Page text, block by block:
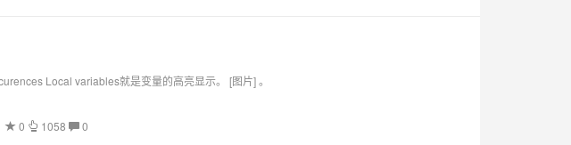
Local variables就是变量的高亮显示。 [图片] 。
0 1058 0